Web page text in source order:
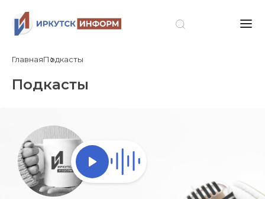
ГлавнаяПодкасты
Подкасты